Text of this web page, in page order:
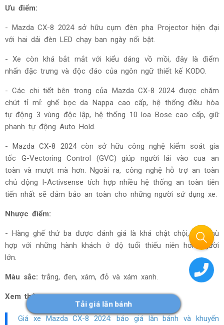
Ưu điểm:
- Mazda CX-8 2024 sở hữu cụm đèn pha Projector hiện đại
với hai dải đèn LED chạy ban ngày nổi bật.
- Xe còn khá bắt mắt với kiểu dáng vồ mồi, đây là điểm
nhấn đặc trưng và độc đáo của ngôn ngữ thiết kế KODO.
- Các chi tiết bên trong của Mazda CX-8 2024 được chăm
chút tỉ mỉ: ghế bọc da Nappa cao cấp, hệ thống điều hòa
tự động 3 vùng độc lập, hệ thống 10 loa Bose cao cấp, giữ
phanh tự động Auto Hold.
- Mazda CX-8 2024 còn sở hữu công nghệ kiểm soát gia
tốc G-Vectoring Control (GVC) giúp người lái vào cua an
toàn và mượt mà hơn. Ngoài ra, công nghệ hỗ trợ an toàn
chủ động I-Activsense tích hợp nhiều hệ thống an toàn tiên
tiến nhất sẽ đảm bảo an toàn cho những người sử dụng xe.
Nhược điểm:
- Hàng ghế thứ ba được đánh giá là khá chật chội, chỉ phù
hợp với những hành khách ở độ tuổi thiếu niên hơn người
lớn.
Màu sắc: trắng, đen, xám, đỏ và xám xanh.
Xem thêm:
Giá xe Mazda CX-8 2024: báo giá lăn bánh và khuyến
Tải giá lăn bánh